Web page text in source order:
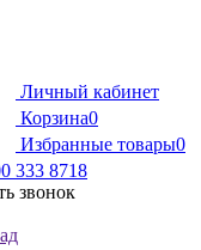
Личный кабинет
Корзина0
Избранные товары0
333 8718
звонок